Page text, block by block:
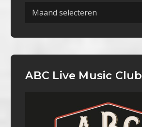
Archieven
ABC Live Music Club